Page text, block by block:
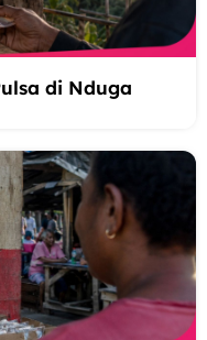
di Nduga